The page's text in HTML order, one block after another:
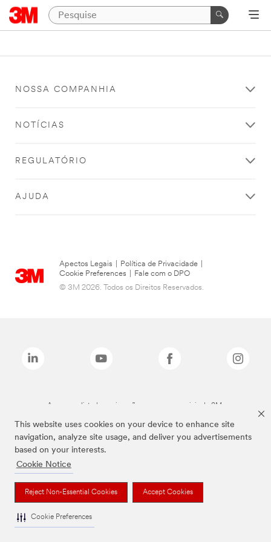
This website uses cookies on your device to enhance site
navigation, analyze site usage, and deliver you advertisements
based on your interests.
Cookie Notice
Reject Non-Essential Cookies Accept Cookies
Cookie Preferences
NOSSA COMPANHIA
NOTÍCIAS
REGULATÓRIO
AJUDA
Apectos Legais Política de Privacidade
Cookie Preferences
Fale com o DPO
© 3M 2026. Todos os Direitos Reservados.
As marcas listadas a cima são marcas comerciais da 3M.